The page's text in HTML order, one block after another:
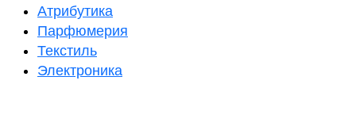
Атрибутика
Парфюмерия
Текстиль
Электроника